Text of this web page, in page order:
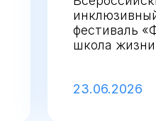
фестиваль
школа
23.06.2026